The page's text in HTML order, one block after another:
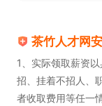
茶竹人才网
1、实际领取薪资
招、挂着不招人、
者收取费用等任一